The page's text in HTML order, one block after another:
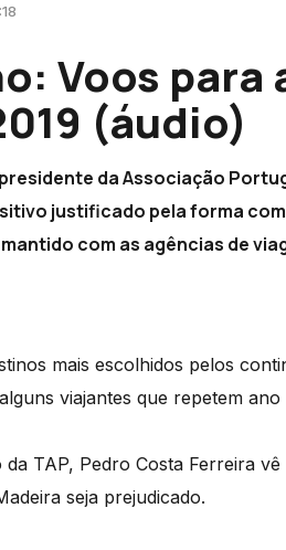
Voos
(áudio)
da Associação
justificado pela forma
com as agências de
mais escolhidos pelos
viajantes que repetem ano
TAP, Pedro Costa Ferreira
seja prejudicado.